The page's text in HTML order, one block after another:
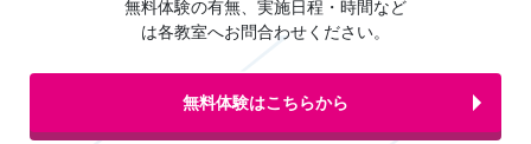
無料体験の有無、実施日程・時間など
は各教室へお問合わせください。
無料体験はこちらから